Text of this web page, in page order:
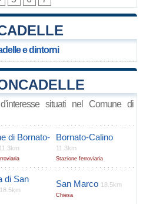
e dintorni
situati nel Comune di
di Bornato-
11.3km
Bornato-Calino
11.3km
Stazione ferroviaria
di San
18.5km
San Marco 18.5km
Chiesa